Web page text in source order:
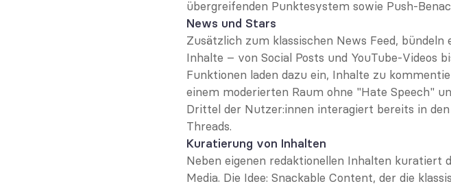
übergreifenden Punktesystem sowie Push-
News und Stars
Zusätzlich zum klassischen News Feed,
Inhalte – von Social Posts und YouTube-Videos
Funktionen laden dazu ein, Inhalte zu
einem moderierten Raum ohne "Hate Speech"
Drittel der Nutzer:innen interagiert bereits in
Threads.
Kuratierung von Inhalten
Neben eigenen redaktionellen Inhalten kuratiert
Media. Die Idee: Snackable Content, der die